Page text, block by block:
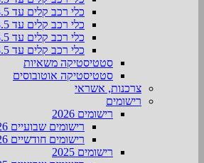
כלי רכב קלים עד 3.5 טון 2020
כלי רכב קלים עד 3.5 טון 2019
כלי רכב קלים עד 3.5 טון 2018
כלי רכב קלים עד 3.5 טון 2017
סטטיסטיקה משאיות
סטטיסטיקה אוטובוסים
צרכנות, אשראי
רישומים
רישומים 2026
רישומים שבועיים 2026
רישומים חודשיים 2026
רישומים 2025